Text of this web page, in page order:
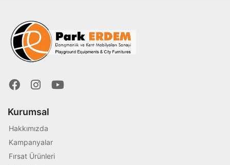
Kurumsal
Hakkımızda
Kampanyalar
Fırsat Ürünleri